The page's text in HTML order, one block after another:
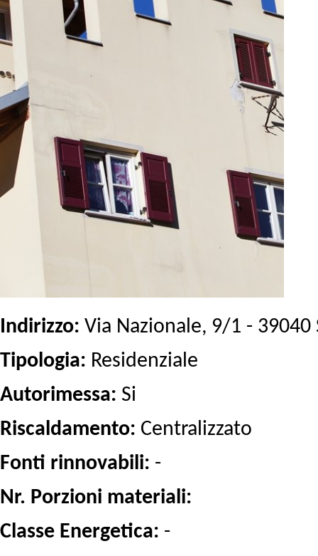
Indirizzo: Via Nazionale, 9/1 - 39040
Tipologia: Residenziale
Autorimessa: Si
Riscaldamento: Centralizzato
Fonti rinnovabili: -
Nr. Porzioni materiali:
Classe Energetica: -